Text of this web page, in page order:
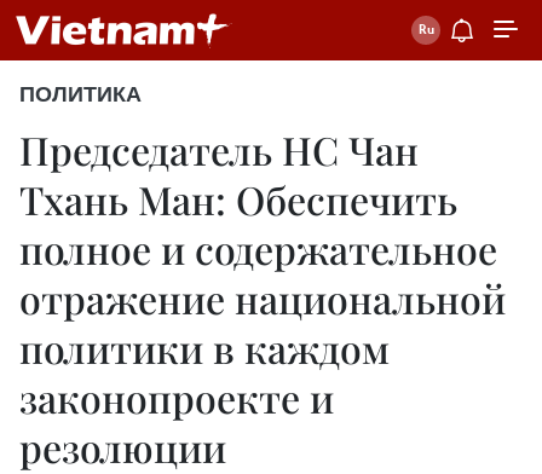
ПОЛИТИКА
Председатель НС Чан
Тхань Ман: Обеспечить
полное и содержательное
отражение национальной
политики в каждом
законопроекте и
резолюции